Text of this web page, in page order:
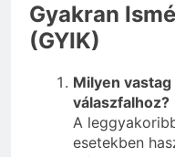
Gyakran
(GYIK)
Milyen
válaszfalhoz?
A
esetekben